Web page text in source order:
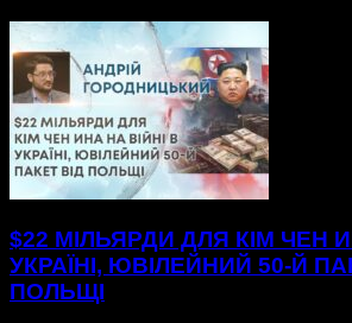
$22 МІЛЬЯРДИ ДЛЯ КІМ ЧЕН
УКРАЇНІ, ЮВІЛЕЙНИЙ 50-Й
ПОЛЬЩІ